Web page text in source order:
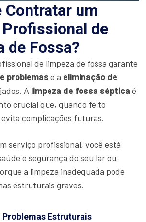
Contratar um
de
de Fossa?
de limpeza de fossa garante
problemas e a eliminação de
A limpeza de fossa séptica é
crucial que, quando feito
complicações futuras.
serviço profissional, você está
e segurança do seu lar ou
a limpeza inadequada pode
estruturais graves.
Problemas Estruturais